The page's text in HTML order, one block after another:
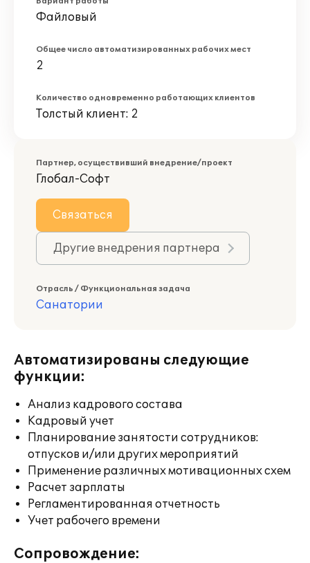
Файловый
Общее число автоматизированных рабочих мест
2
Количество одновременно работающих клиентов
Толстый клиент: 2
Партнер, осуществивший внедрение/проект
Глобал-Софт
Связаться
Другие внедрения партнера
Отрасль / Функциональная задача
Санатории
Автоматизированы следующие
функции:
Анализ кадрового состава
Кадровый учет
Планирование занятости сотрудников:
отпусков и/или других мероприятий
Применение различных мотивационных схем
Расчет зарплаты
Регламентированная отчетность
Учет рабочего времени
Сопровождение: